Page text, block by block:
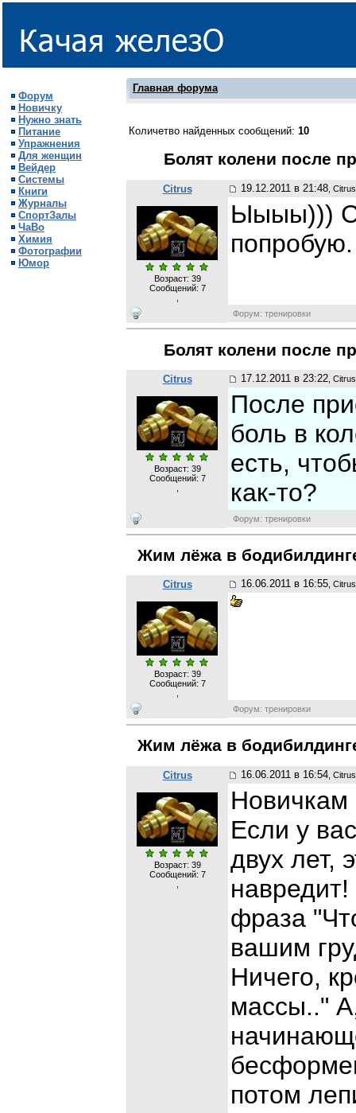
Форум
Новичку
Нужно знать
Питание
Упражнения
Для женщин
Вейдер
Системы
Книги
Журналы
СпортЗалы
ЧаВо
Химия
Фотографии
Юмор
Главная форума
Количетво найденных сообщений: 10
Болят колени после
Citrus 19.12.2011 в 21:48 , Citrus
Возраст: 39
Сообщений: 7
Ыыыы)))
попробую.
Форум: тренировки
Болят колени после
Citrus 17.12.2011 в 23:22 , Citrus
Возраст: 39
Сообщений: 7
После
боль в
есть,
как-то?
Форум: тренировки
Жим лёжа в
Citrus 16.06.2011 в 16:55 , Citrus
Возраст: 39
Сообщений: 7
Форум: тренировки
Жим лёжа в
Citrus 16.06.2011 в 16:54 , Citrus
Возраст: 39
Сообщений: 7
Новичкам
Если у
двух лет,
навредит!
фраза
вашим
Ничего,
массы.."
потом